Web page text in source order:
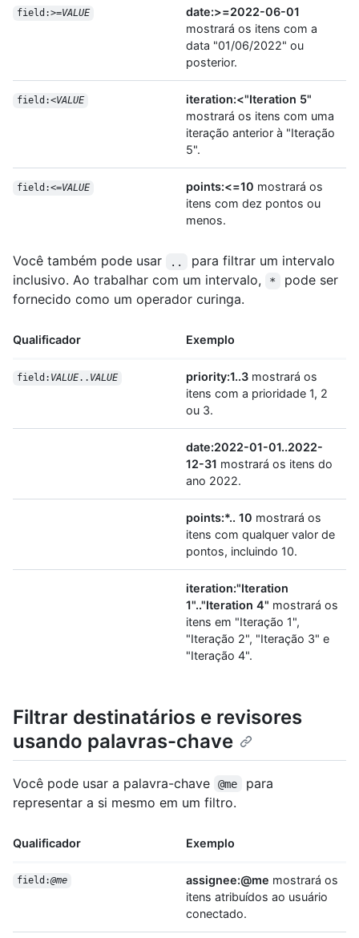
field:>=VALUE
date:>=2022-06-01
mostrará os itens com a
data "01/06/2022" ou
posterior.
field:<VALUE
iteration:<"Iteration 5"
mostrará os itens com uma
iteração anterior à "Iteração
5".
field:<=VALUE points:<=10 mostrará os
itens com dez pontos ou
menos.
Você também pode usar ..
para filtrar um intervalo
inclusivo. Ao trabalhar com um intervalo,
*
pode ser
fornecido como um operador curinga.
Qualificador Exemplo
field: VALUE.. VALUE priority:1..3 mostrará os
itens com a prioridade 1, 2
ou 3.
date:2022-01-01..2022-
12-31 mostrará os itens do
ano 2022.
points:*.. 10 mostrará os
itens com qualquer valor de
pontos, incluindo 10.
iteration:"Iteration
1".."Iteration 4" mostrará os
itens em "Iteração 1",
"Iteração 2", "Iteração 3" e
"Iteração 4".
Filtrar destinatários e revisores
usando palavras-chave
Você pode usar a palavra-chave @me
para
representar a si mesmo em um filtro.
Qualificador Exemplo
field:@me assignee:@me mostrará os
itens atribuídos ao usuário
conectado.